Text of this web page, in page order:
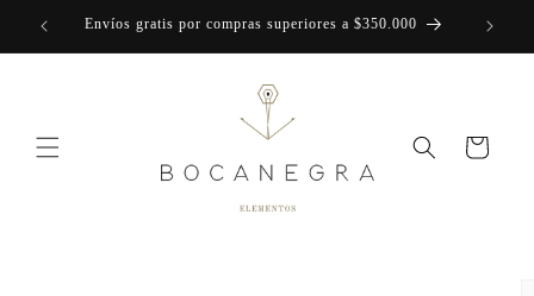
Skip to
content
Envíos gratis por compras superiores a $350.000
Cart